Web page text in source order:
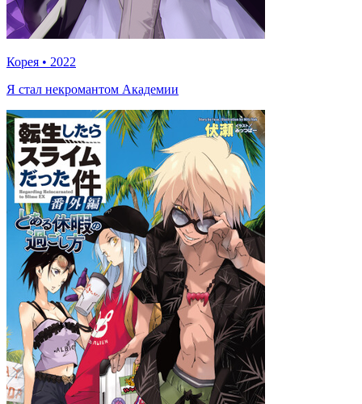
Корея • 2022
Я стал некромантом Академии